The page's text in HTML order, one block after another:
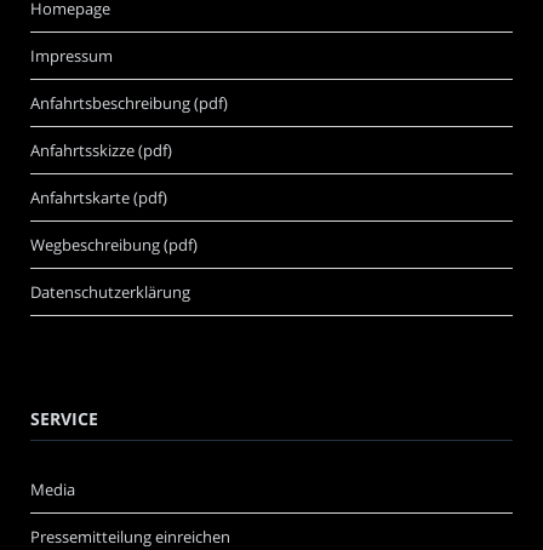
Homepage
Impressum
Anfahrtsbeschreibung (pdf)
Anfahrtsskizze (pdf)
Anfahrtskarte (pdf)
Wegbeschreibung (pdf)
Datenschutzerklärung
SERVICE
Media
Pressemitteilung einreichen